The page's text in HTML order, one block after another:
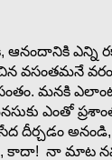
, ఆనందానికి ఎన్ని
వసంతమనే వరం
. మనకి
ఎంతో
దీర్చడం
నా మాట